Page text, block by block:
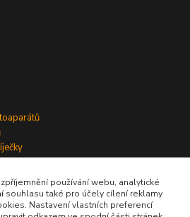
používání webu, analytické
souhlasu také pro účely cílení reklamy
Nastavení vlastních preferencí